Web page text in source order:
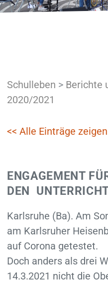
Schulleben > Berichte
2020/2021
<< Alle Einträge zeigen
ENGAGEMENT
DEN
Karlsruhe (Ba). Am
am Karlsruher
auf Corona getestet.
Doch anders als drei
14.3.2021 nicht die